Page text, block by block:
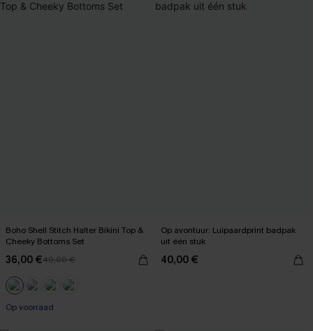
Boho Shell Stitch Halter Bikini Top &
Cheeky Bottoms Set
36,00 €40,00 €
Op voorraad
Op avontuur: Luipaardprint badpak
uit één stuk
40,00 €